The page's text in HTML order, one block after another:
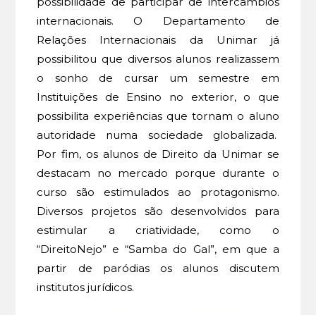
internacionais. O Departamento de
Relações Internacionais da Unimar já
possibilitou que diversos alunos realizassem
o sonho de cursar um semestre em
Instituições de Ensino no exterior, o que
possibilita experiências que tornam o aluno
autoridade numa sociedade globalizada.
Por fim, os alunos de Direito da Unimar se
destacam no mercado porque durante o
curso são estimulados ao protagonismo.
Diversos projetos são desenvolvidos para
estimular a criatividade, como o
“DireitoNejo” e “Samba do Gal”, em que a
partir de paródias os alunos discutem
institutos jurídicos.